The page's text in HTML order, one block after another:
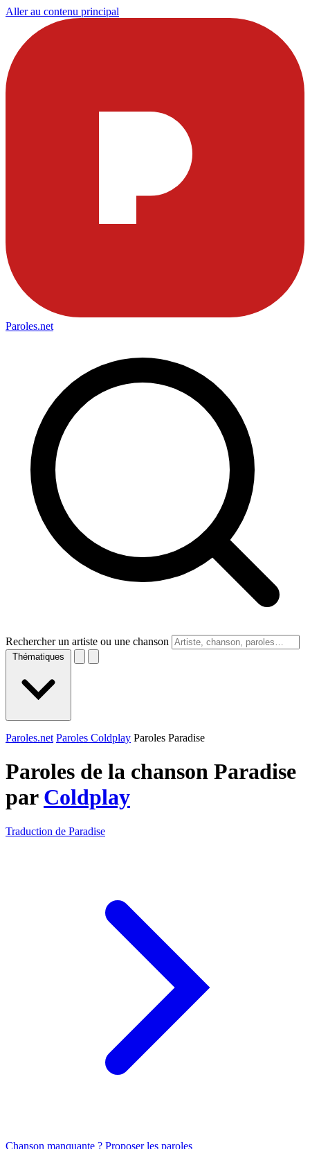
Aller au contenu principal
Paroles.net
Rechercher un artiste ou une chanson
Thématiques
Paroles.net Paroles Coldplay Paroles Paradise
Paroles de la chanson Paradise
par Coldplay
Traduction de Paradise
Chanson manquante ? Proposer les paroles